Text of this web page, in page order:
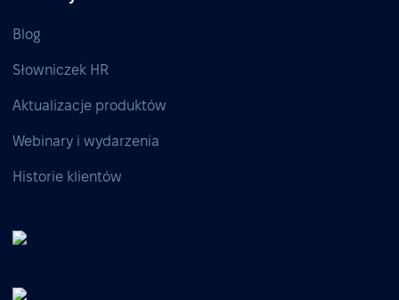
Blog
Słowniczek HR
Aktualizacje produktów
Webinary i wydarzenia
Historie klientów